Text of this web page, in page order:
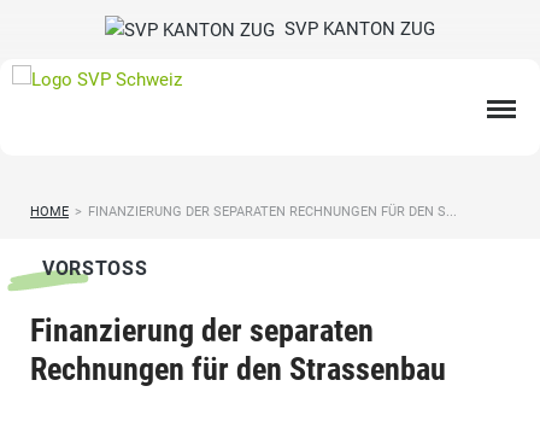
SVP KANTON ZUG
HOME > FINANZIERUNG DER SEPARATEN RECHNUNGEN FÜR DEN S...
VORSTOSS
Finanzierung der separaten
Rechnungen für den Strassenbau